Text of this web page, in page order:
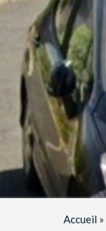
Accueil »